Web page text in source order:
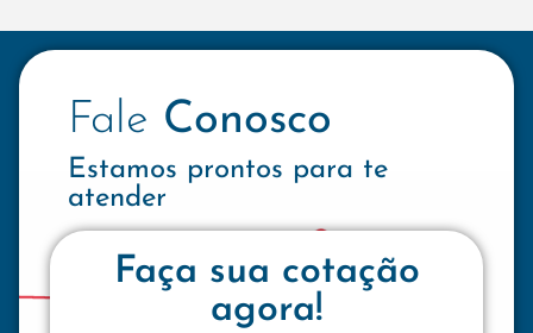
Fale Conosco
Estamos prontos para te
atender
Faça sua cotação
agora!